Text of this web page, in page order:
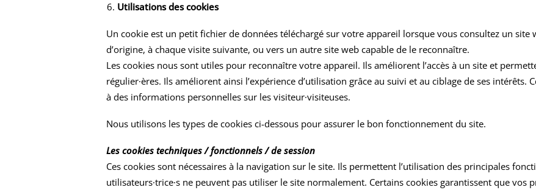
Utilisations des cookies
Un cookie est un petit fichier de données téléchargé sur votre appareil lorsque vous consultez un site
d’origine, à chaque visite suivante, ou vers un autre site web capable de le reconnaître.
Les cookies nous sont utiles pour reconnaître votre appareil. Ils améliorent l’accès à un site et
régulier·ères. Ils améliorent ainsi l’expérience d’utilisation grâce au suivi et au ciblage de ses intérêts.
à des informations personnelles sur les visiteur·visiteuses.
Nous utilisons les types de cookies ci-dessous pour assurer le bon fonctionnement du site.
Les cookies techniques / fonctionnels / de session
Ces cookies sont nécessaires à la navigation sur le site. Ils permettent l’utilisation des principales
utilisateurs·trice·s ne peuvent pas utiliser le site normalement. Certains cookies garantissent que vos